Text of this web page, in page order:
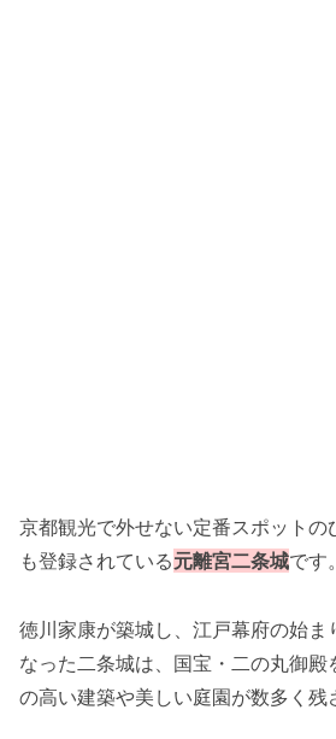
京都観光で外せない定番スポットの
も登録されている元離宮二条城です。
徳川家康が築城し、江戸幕府の始ま
なった二条城は、国宝・二の丸御殿
の高い建築や美しい庭園が数多く残